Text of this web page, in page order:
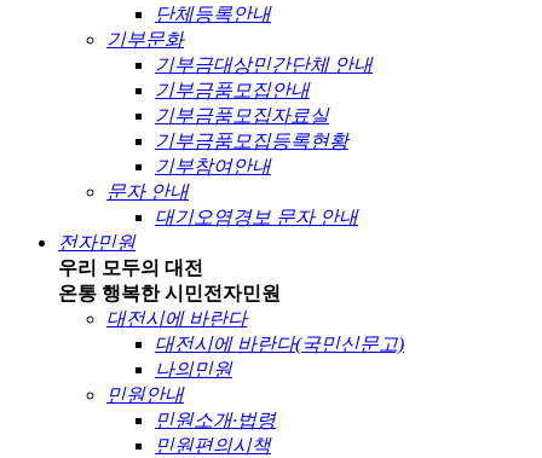
단체등록안내
기부문화
기부금대상민간단체 안내
기부금품모집안내
기부금품모집자료실
기부금품모집등록현황
기부참여안내
문자 안내
대기오염경보 문자 안내
전자민원
우리 모두의 대전
온통 행복한 시민전자민원
대전시에 바란다
대전시에 바란다(국민신문고)
나의민원
민원안내
민원소개·법령
민원편의시책